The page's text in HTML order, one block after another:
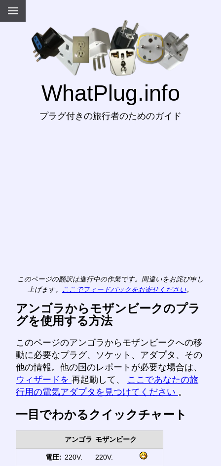
WhatPlug.info
プラグ付きの旅行者のためのガイド
このページの翻訳は進行中の作業です。間違いをお詫び申し
上げます。
ここでフィードバックをお寄せください。
アンゴラからモザンビークのプラ
グを使用する方法
このページのアンゴラからモザンビークへの移
動に必要なプラグ、ソケット、アダプタ、その
他の情報。他の国のレポートが必要な場合は、
ウィザードを 再起動して、 ここであなたの旅
行用の電気アダプタを見つけてください 。
一目でわかるクイックチャート
アンゴラ モザンビーク
電圧: 220V. 220V.